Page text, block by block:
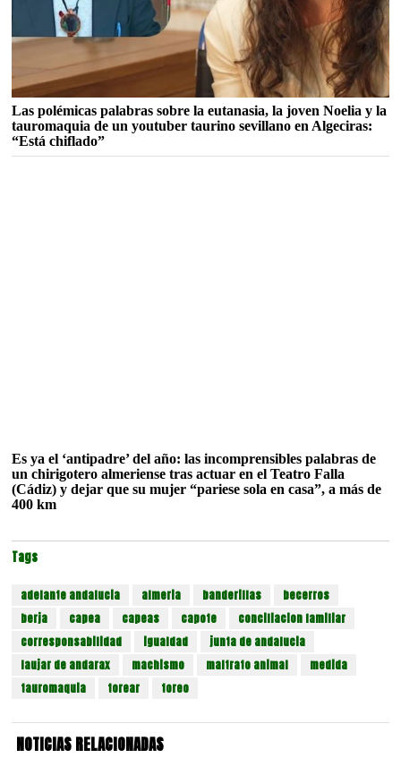
Las polémicas palabras sobre la eutanasia, la joven Noelia y la
tauromaquia de un youtuber taurino sevillano en Algeciras:
“Está chiflado”
Es ya el ‘antipadre’ del año: las incomprensibles palabras de
un chirigotero almeriense tras actuar en el Teatro Falla
(Cádiz) y dejar que su mujer “pariese sola en casa”, a más de
400 km
Tags
adelante andalucia almeria banderillas
becerros
berja
capea capeas capote
conciliacion familiar
corresponsabilidad
igualdad
junta de andalucia
laujar de andarax
machismo maltrato animal
medida
tauromaquia
torear toreo
NOTICIAS RELACIONADAS